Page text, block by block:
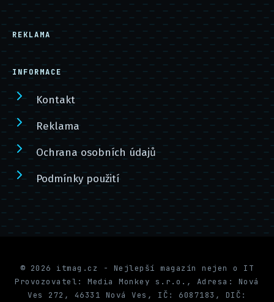
REKLAMA
INFORMACE
Kontakt
Reklama
Ochrana osobních údajů
Podmínky použití
© 2026 itmag.cz - Nejlepší magazín nejen o IT
Provozovatel: Media Monkey s.r.o., Adresa: Nová
Ves 272, 46331 Nová Ves, IČ: 6087183, DIČ: